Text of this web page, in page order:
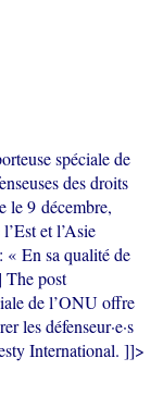
spéciale de
des droits
le 9 décembre,
et l’Asie
« En sa qualité de
The post
de l’ONU offre
les défenseur·e·s
International. ]]>